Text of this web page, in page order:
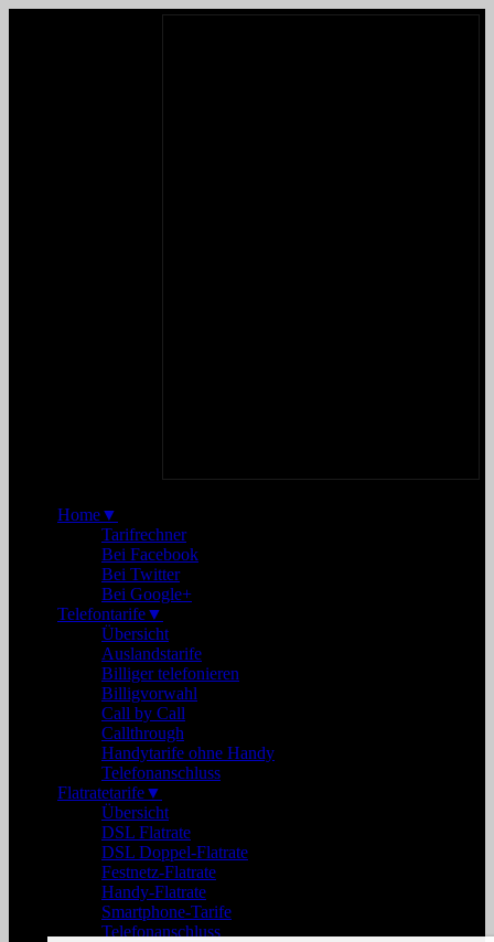
Home▼
Tarifrechner
Bei Facebook
Bei Twitter
Bei Google+
Telefontarife▼
Übersicht
Auslandstarife
Billiger telefonieren
Billigvorwahl
Call by Call
Callthrough
Handytarife ohne Handy
Telefonanschluss
Flatratetarife▼
Übersicht
DSL Flatrate
DSL Doppel-Flatrate
Festnetz-Flatrate
Handy-Flatrate
Smartphone-Tarife
Telefonanschluss